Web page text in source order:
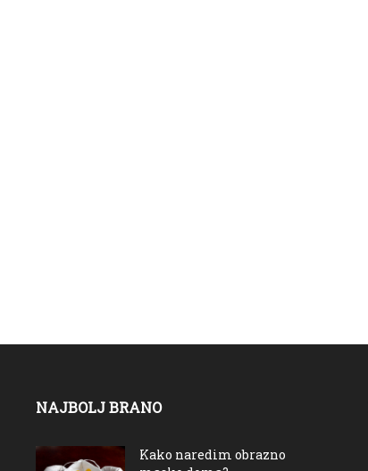
NAJBOLJ BRANO
Kako naredim obrazno